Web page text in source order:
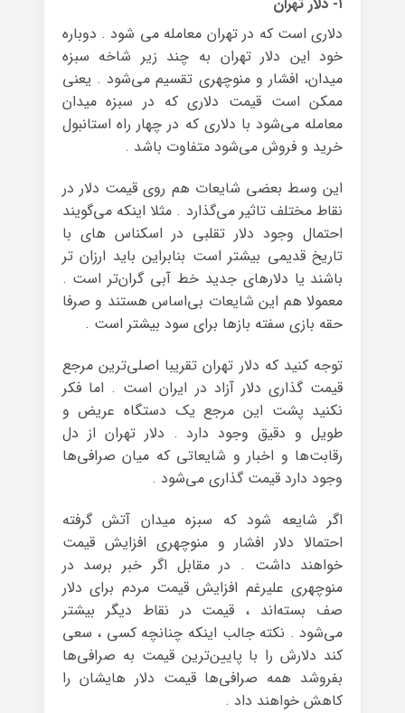
دلاری است که در تهران معامله می شود . دوباره
خود این دلار تهران به چند زیر شاخه سبزه
میدان، افشار و منوچهری تقسیم می‌شود . یعنی
ممکن است قیمت دلاری که در سبزه میدان
معامله می‌شود با دلاری که در چهار راه استانبول
خرید و فروش می‌شود متفاوت باشد .
این وسط بعضی شایعات هم روی قیمت دلار در
نقاط مختلف تاثیر می‌گذارد . مثلا اینکه می‌گویند
احتمال وجود دلار تقلبی در اسکناس های با
تاریخ قدیمی بیشتر است بنابراین باید ارزان تر
باشند یا دلارهای جدید خط آبی گران‌تر است .
معمولا هم این شایعات بی‌اساس هستند و صرفا
حقه بازی سفته بازها برای سود بیشتر است .
توجه کنید که دلار تهران تقریبا اصلی‌ترین مرجع
قیمت گذاری دلار آزاد در ایران است . اما فکر
نکنید پشت این مرجع یک دستگاه عریض و
طویل و دقیق وجود دارد . دلار تهران از دل
رقابت‌ها و اخبار و شایعاتی که میان صرافی‌ها
وجود دارد قیمت گذاری می‌شود .
اگر شایعه شود که سبزه میدان آتش گرفته
احتمالا دلار افشار و منوچهری افزایش قیمت
خواهند داشت . در مقابل اگر خبر برسد در
منوچهری علیرغم افزایش قیمت مردم برای دلار
صف بسته‌اند ، قیمت در نقاط دیگر بیشتر
می‌شود . نکته جالب اینکه چنانچه کسی ، سعی
کند دلارش را با پایین‌ترین قیمت به صرافی‌ها
بفروشد همه‌ صرافی‌ها قیمت دلار هایشان را
کاهش خواهند داد .